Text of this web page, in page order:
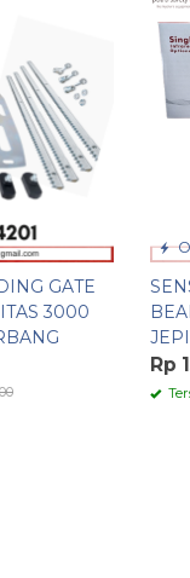
GATE
3000
Rp